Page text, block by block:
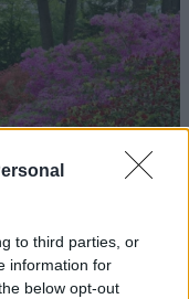
to third parties, or
information for
below opt-out